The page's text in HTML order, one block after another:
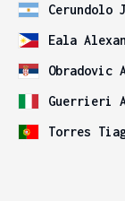
Cerundolo
Eala
Obradovic
Guerrieri
Torres